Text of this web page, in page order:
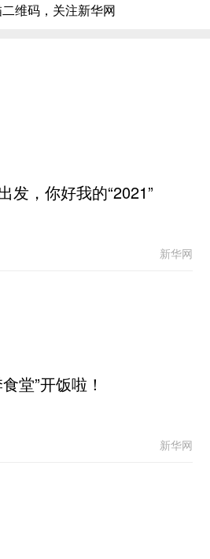
维码，关注新华网
发，你好我的“2021”
新华网
堂”开饭啦！
新华网